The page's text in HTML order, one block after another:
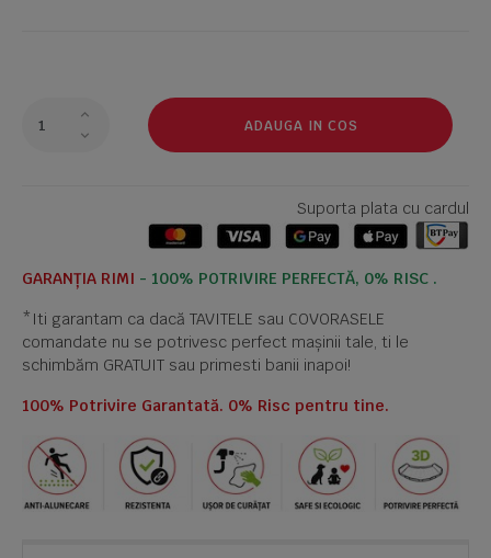
ADAUGA IN COS
Suporta plata cu cardul
GARANȚIA RIMI - 100% POTRIVIRE PERFECTĂ, 0% RISC .
*Iti garantam ca dacă TAVITELE sau COVORASELE
comandate nu se potrivesc perfect mașinii tale, ti le
schimbăm GRATUIT sau primesti banii inapoi!
100% Potrivire Garantată. 0% Risc pentru tine.